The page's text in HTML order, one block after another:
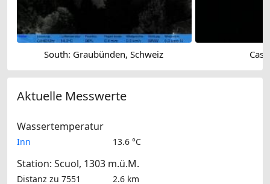
South: Graubünden, Schweiz
Aktuelle Messwerte
Wassertemperatur
Inn 13.6 °C
Station: Scuol, 1303 m.ü.M.
Distanz zu 7551
2.6 km